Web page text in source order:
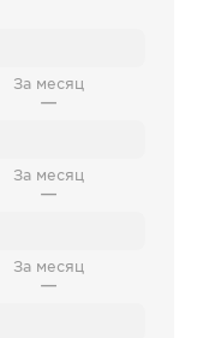
За месяц
—
За месяц
—
За месяц
—